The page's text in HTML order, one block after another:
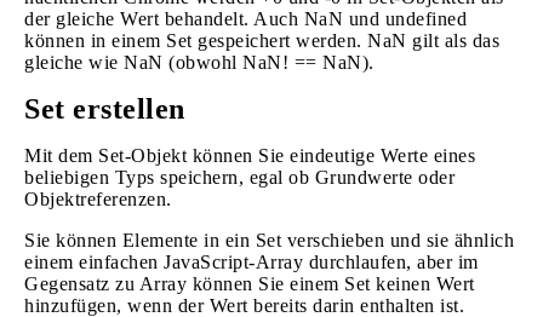
der gleiche Wert behandelt. Auch NaN und undefined
können in einem Set gespeichert werden. NaN gilt als das
gleiche wie NaN (obwohl NaN! == NaN).
Set erstellen
Mit dem Set-Objekt können Sie eindeutige Werte eines
beliebigen Typs speichern, egal ob Grundwerte oder
Objektreferenzen.
Sie können Elemente in ein Set verschieben und sie ähnlich
einem einfachen JavaScript-Array durchlaufen, aber im
Gegensatz zu Array können Sie einem Set keinen Wert
hinzufügen, wenn der Wert bereits darin enthalten ist.